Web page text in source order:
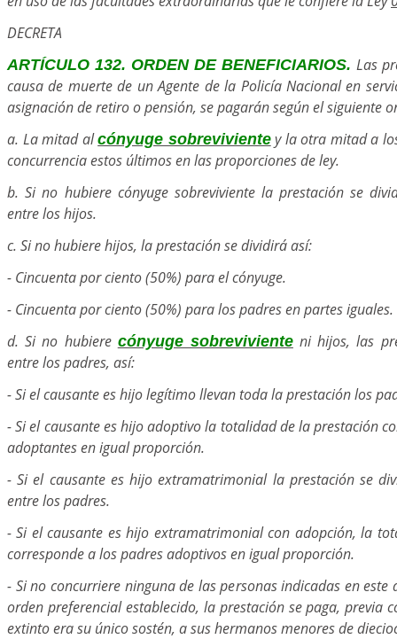
DECRETA
ARTÍCULO 132. ORDEN DE BENEFICIARIOS. Las
causa de muerte de un Agente de la Policía Nacional en
asignación de retiro o pensión, se pagarán según el siguiente
a. La mitad alcónyuge sobrevivientey la otra mitad a
concurrencia estos últimos en las proporciones de ley.
b. Si no hubiere cónyuge sobreviviente la prestación se
entre los hijos.
c. Si no hubiere hijos, la prestación se dividirá así:
- Cincuenta por ciento (50%) para el cónyuge.
- Cincuenta por ciento (50%) para los padres en partes iguales.
d. Si no hubiere cónyuge sobrevivienteni hijos, las
entre los padres, así:
- Si el causante es hijo legítimo llevan toda la prestación los
- Si el causante es hijo adoptivo la totalidad de la prestación
adoptantes en igual proporción.
- Si el causante es hijo extramatrimonial la prestación se
entre los padres.
- Si el causante es hijo extramatrimonial con adopción, la
corresponde a los padres adoptivos en igual proporción.
- Si no concurriere ninguna de las personas indicadas en
orden preferencial establecido, la prestación se paga, previa
extinto era su único sostén, a sus hermanos menores de